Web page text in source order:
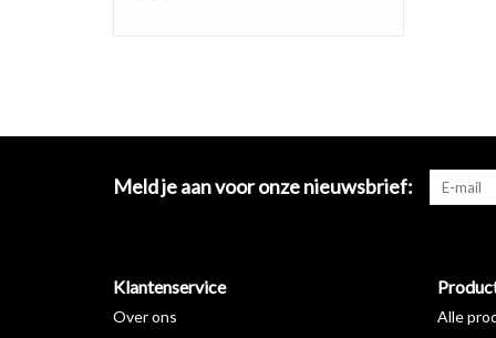
Meld je aan voor onze nieuwsbrief:
Klantenservice
Over ons
Alle